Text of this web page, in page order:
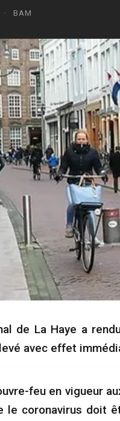
· BAM
de La Haye a
avec effet
feu en vigueur
le coronavirus doit